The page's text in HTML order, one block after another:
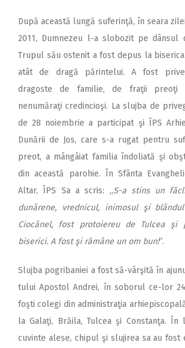
După această lungă suferinţă, în seara
2011, Dumnezeu l-a slobozit pe dânsul
Trupul său ostenit a fost depus la biserica
atât de dragă părintelui. A fost
dragoste de familie, de fraţii
nenumăraţi credincioşi. La slujba de
de 28 noiembrie a participat şi ÎPS
Dunării de Jos, care s-a rugat pentru
preot, a mângâiat familia îndoliată şi
din această parohie. În Sfânta
Altar, ÎPS Sa a scris: „S-a stins un
dunărene, vrednicul, inimosul şi
Ciocănel, fost protoiereu de Tulcea şi
biserici. A fost şi rămâne un om bun!”.
Slujba pogribaniei a fost să-vârşită în
tului Apostol Andrei, în soborul ce-lor
foşti colegi din administraţia
la Galaţi, Brăila, Tulcea şi Constanţa.
cuvinte alese, chipul şi slujirea sa au fost